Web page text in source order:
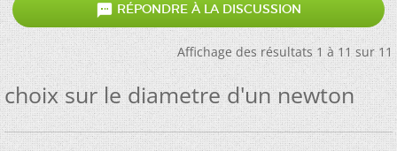
 RÉPONDRE À LA DISCUSSION
Affichage des résultats 1 à 11 sur 11
choix sur le diametre d'un newton